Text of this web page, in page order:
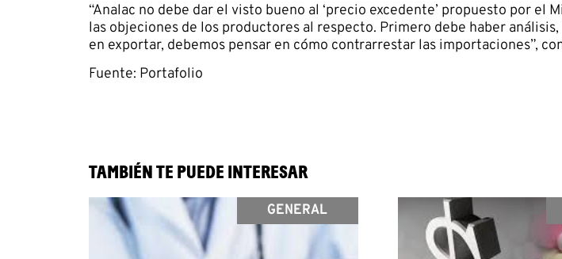
“Analac no debe dar el visto bueno al ‘precio excedente’ propuesto por
las objeciones de los productores al respecto. Primero debe haber
en exportar, debemos pensar en cómo contrarrestar las importaciones”,
Fuente: Portafolio
TAMBIÉN TE PUEDE INTERESAR
GENERAL